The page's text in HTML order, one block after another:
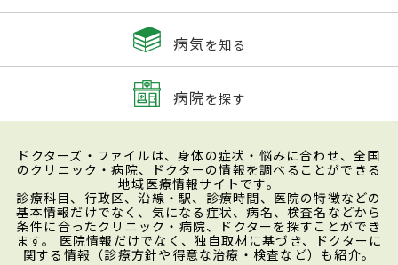
病気を知る
病院を探す
ドクターズ・ファイルは、身体の症状・悩みに合わせ、全国
のクリニック・病院、ドクターの情報を調べることができる
地域医療情報サイトです。
診療科目、行政区、沿線・駅、診療時間、医院の特徴などの
基本情報だけでなく、気になる症状、病名、検査名などから
条件に合ったクリニック・病院、ドクターを探すことができ
ます。 医院情報だけでなく、独自取材に基づき、ドクターに
関する情報（診療方針や得意な治療・検査など）も紹介。